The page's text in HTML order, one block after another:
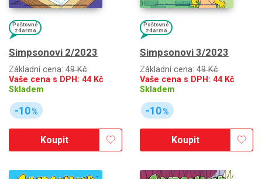
Poštovné
zdarma
Simpsonovi 2/2023
Základní cena: 49 Kč
Vaše cena s DPH: 44Kč
Skladem
-10%
Koupit
Poštovné
zdarma
Simpsonovi 3/2023
Základní cena: 49 Kč
Vaše cena s DPH: 44Kč
Skladem
-10%
Koupit